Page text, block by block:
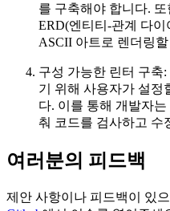
를 구축해야 합니다.
ERD(엔티티-관계 다
ASCII 아트로 렌더링
구성 가능한 린터 구축
기 위해 사용자가 설정
다. 이를 통해 개발자
춰 코드를 검사하고 수
여러분의 피드백
제안 사항이나 피드백이 있